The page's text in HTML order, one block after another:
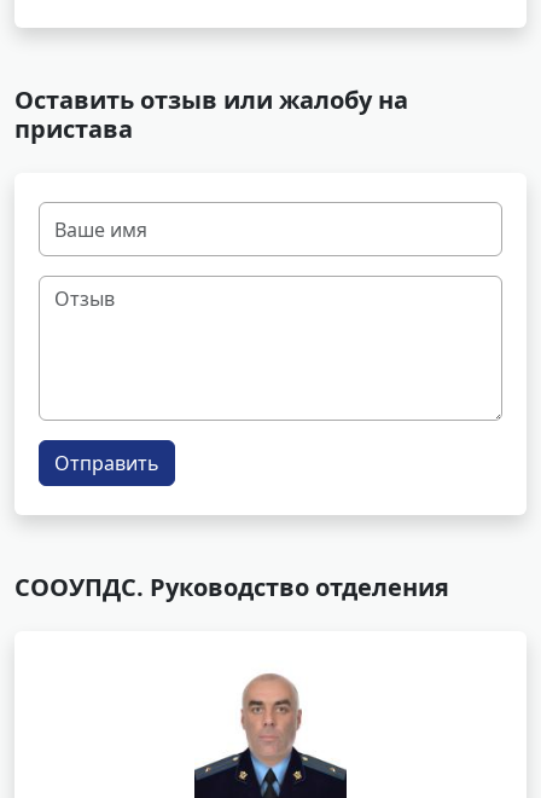
Оставить отзыв или жалобу на
пристава
Отправить
СООУПДС. Руководство отделения